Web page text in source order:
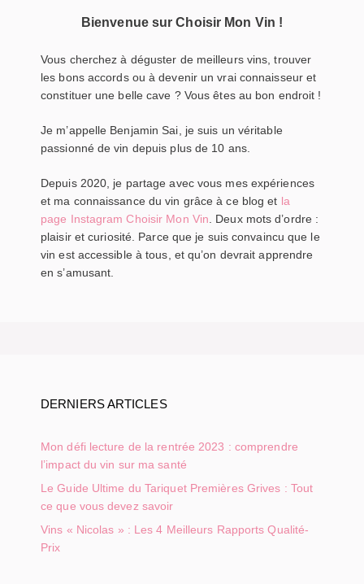
Bienvenue sur Choisir Mon Vin !
Vous cherchez à déguster de meilleurs vins, trouver
les bons accords ou à devenir un vrai connaisseur et
constituer une belle cave ? Vous êtes au bon endroit !
Je m’appelle Benjamin Sai, je suis un véritable
passionné de vin depuis plus de 10 ans.
Depuis 2020, je partage avec vous mes expériences
et ma connaissance du vin grâce à ce blog et la
page Instagram Choisir Mon Vin . Deux mots d’ordre :
plaisir et curiosité. Parce que je suis convaincu que le
vin est accessible à tous, et qu’on devrait apprendre
en s’amusant.
DERNIERS ARTICLES
Mon défi lecture de la rentrée 2023 : comprendre
l’impact du vin sur ma santé
Le Guide Ultime du Tariquet Premières Grives : Tout
ce que vous devez savoir
Vins « Nicolas » : Les 4 Meilleurs Rapports Qualité-
Prix